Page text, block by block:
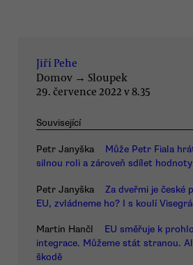
Jiří Pehe
Domov → Sloupek
29. července 2022 v 8.35
Související
Petr Janyška
Může Petr Fiala
silnou roli a zároveň sdílet
Petr Janyška
Za dveřmi je české
EU, zvládneme ho? I s koulí
Martin Hančl
EU směřuje k
integrace. Můžeme stát stranou.
škodě